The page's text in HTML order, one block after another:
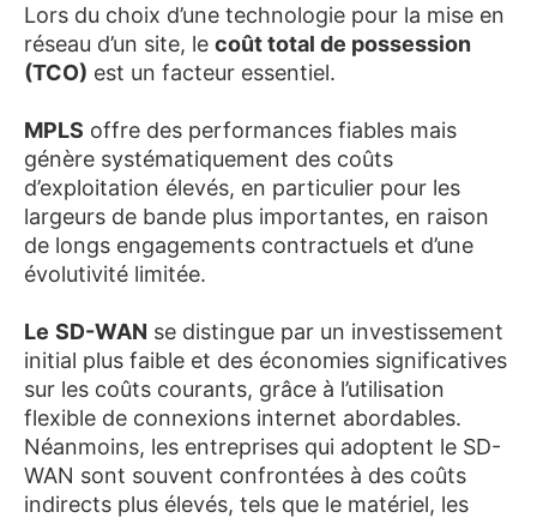
Lors du choix d’une technologie pour la mise en
réseau d’un site, le coût total de possession
(TCO) est un facteur essentiel.
MPLS offre des performances fiables mais
génère systématiquement des coûts
d’exploitation élevés, en particulier pour les
largeurs de bande plus importantes, en raison
de longs engagements contractuels et d’une
évolutivité limitée.
Le SD-WAN se distingue par un investissement
initial plus faible et des économies significatives
sur les coûts courants, grâce à l’utilisation
flexible de connexions internet abordables.
Néanmoins, les entreprises qui adoptent le SD-
WAN sont souvent confrontées à des coûts
indirects plus élevés, tels que le matériel, les